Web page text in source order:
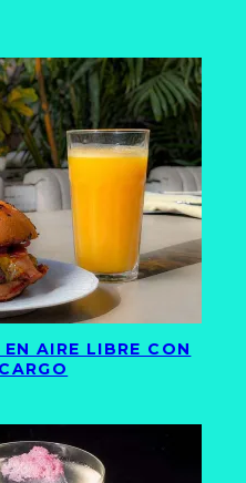
AIRE LIBRE CON